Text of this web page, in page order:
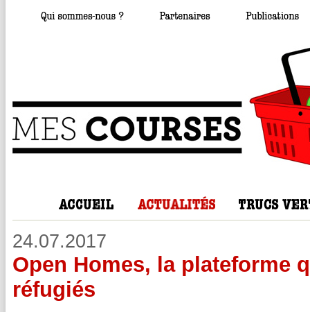
24.07.2017
Open Homes, la plateforme
réfugiés